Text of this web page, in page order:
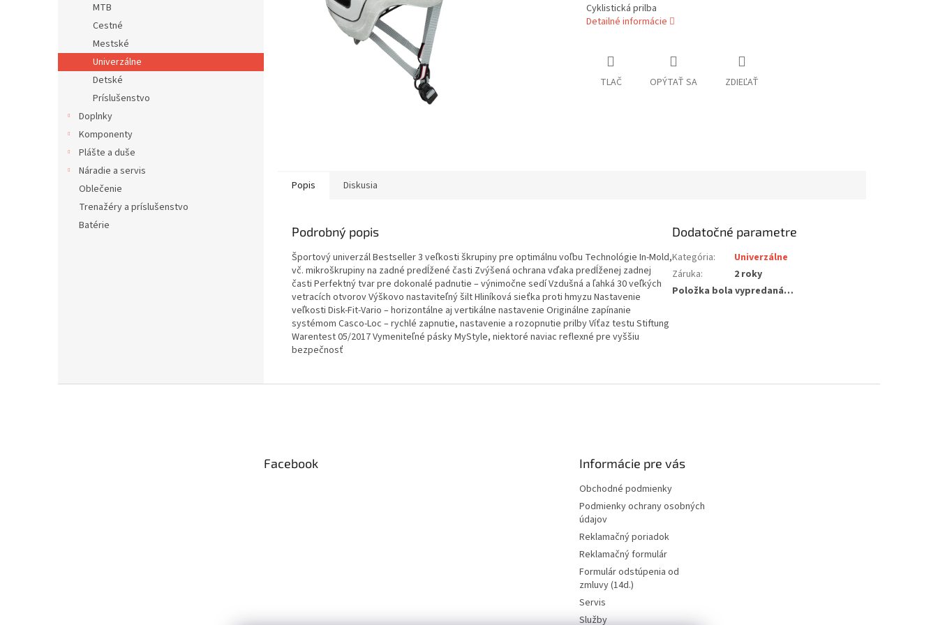
MTB
Cestné
Mestské
Univerzálne
Detské
Príslušenstvo
Doplnky
Komponenty
Plášte a duše
Náradie a servis
Oblečenie
Trenažéry a príslušenstvo
Batérie
Cyklistická prilba
Detailné informácie
TLAČ OPÝTAŤ SA ZDIEĽAŤ
Popis Diskusia
Podrobný popis
Športový univerzál Bestseller 3 veľkosti škrupiny pre optimálnu voľbu Technológie In-Mold,
vč. mikroškrupiny na zadné predĺžené časti Zvýšená ochrana vďaka predĺženej zadnej
časti Perfektný tvar pre dokonalé padnutie – výnimočne sedí Vzdušná a ľahká 30 veľkých
vetracích otvorov Výškovo nastaviteľný šilt Hliníková sieťka proti hmyzu Nastavenie
veľkosti Disk-Fit-Vario – horizontálne aj vertikálne nastavenie Originálne zapínanie
systémom Casco-Loc – rychlé zapnutie, nastavenie a rozopnutie prilby Víťaz testu Stiftung
Warentest 05/2017 Vymeniteľné pásky MyStyle, niektoré naviac reflexné pre vyššiu
bezpečnosť
Dodatočné parametre
Kategória:
Univerzálne
Záruka:
2 roky
Položka bola vypredaná…
Facebook Informácie pre vás
Obchodné podmienky
Podmienky ochrany osobných
údajov
Reklamačný poriadok
Reklamačný formulár
Formulár odstúpenia od
zmluvy (14d.)
Servis
Služby